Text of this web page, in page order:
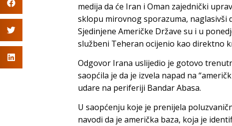
medija da će Iran i Oman zajednički
sklopu mirovnog sporazuma,
Sjedinjene Američke Države su i u
službeni Teheran ocijenio kao direktno
Odgovor Irana uslijedio je gotovo
saopćila je da je izvela napad na
udare na periferiji Bandar Abasa.
U saopćenju koje je prenijela
navodi da je američka baza, koja je